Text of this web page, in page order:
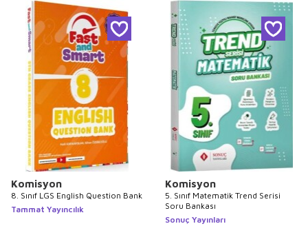
Komisyon
8. Sınıf LGS English Question Bank
Tammat Yayıncılık
Komisyon
5. Sınıf Matematik Trend Serisi
Soru Bankası
Sonuç Yayınları